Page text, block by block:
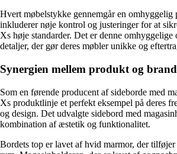
Hvert møbelstykke gennemgår en omhyggelig
inkluderer nøje kontrol og justeringer for at
Xs høje standarder. Det er denne
detaljer, der gør deres møbler unikke og
Synergien mellem produkt og brand
Som en førende producent af sideborde med
Xs produktlinje et perfekt eksempel på deres
og design. Det udvalgte sidebord med
kombination af æstetik og funktionalitet.
Bordets top er lavet af hvid marmor, der